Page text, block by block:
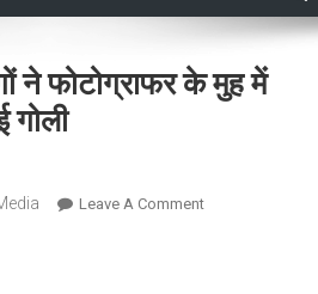
ने फोटोग्राफर के मुह में
Leave A CommentOn